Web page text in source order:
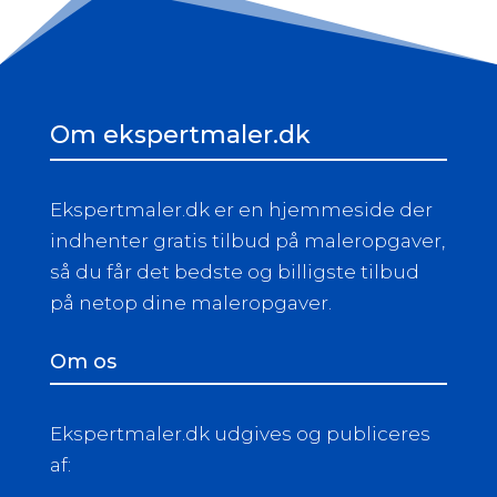
Om ekspertmaler.dk
Ekspertmaler.dk er en hjemmeside der
indhenter gratis tilbud på maleropgaver,
så du får det bedste og billigste tilbud
på netop dine maleropgaver.
Om os
Ekspertmaler.dk udgives og publiceres
af: